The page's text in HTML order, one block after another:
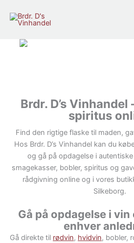
Brdr. D’s Vinhandel
spiritus
Find den rigtige flaske til maden,
Hos Brdr. D’s Vinhandel kan du
og gå på opdagelse i
smagekasser, bobler, spiritus og
rådgivning online og i vores
Silkeborg.
Gå på opdagelse i
enhver
Gå direkte til rødvin, hvidvin, bobler,